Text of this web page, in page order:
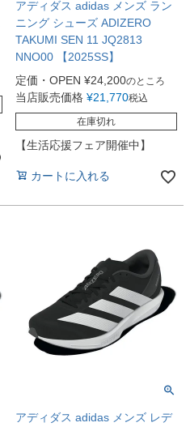
アディダス adidas メンズ ラン
ニング シューズ ADIZERO
TAKUMI SEN 11 JQ2813
NNO00 【2025SS】
定価・OPEN ¥24,200のところ
当店販売価格 ¥21,770税込
在庫切れ
【生活応援フェア開催中】
カートに入れる
アディダス adidas メンズ レデ